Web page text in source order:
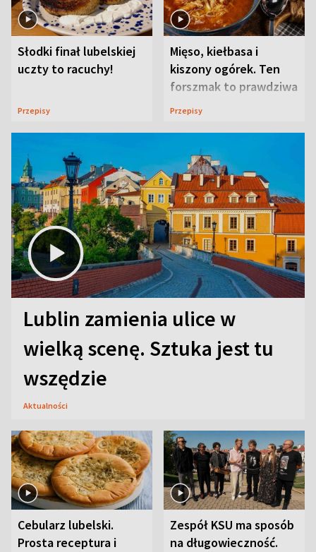
Słodki finał lubelskiej
uczty to racuchy!
Przepisy
Mięso, kiełbasa i
kiszony ogórek. Ten
forszmak to prawdziwa
uczta
Przepisy
Lublin zamienia ulice w
wielką scenę. Sztuka jest tu
wszędzie
Aktualności
Cebularz lubelski.
Prosta receptura i
Zespół KSU ma sposób
na długowieczność.